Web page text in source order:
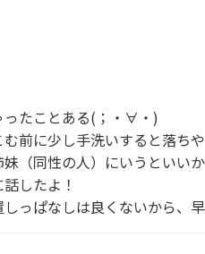
ったことある(；・∀・)
前に少し手洗いすると落ち
（同性の人）にいうといい
したよ！
っぱなしは良くないから、